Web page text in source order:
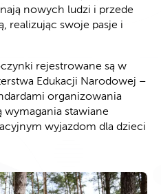
nowych ludzi i przede
realizując swoje pasje i
rejestrowane są w
Edukacji Narodowej –
organizowania
wymagania stawiane
wyjazdom dla dzieci